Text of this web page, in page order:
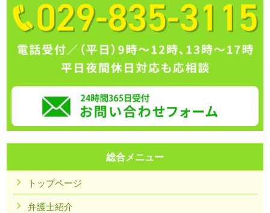
総合メニュー
トップページ
弁護士紹介